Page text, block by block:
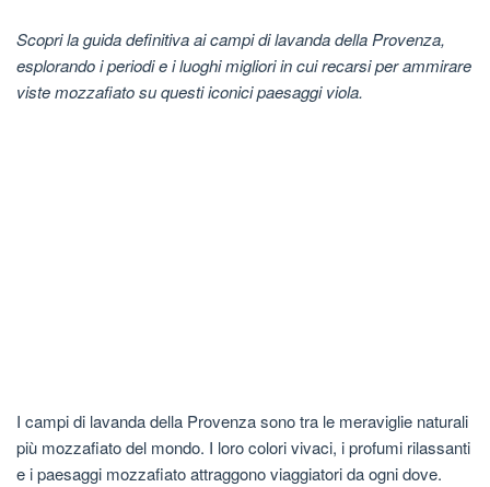
Scopri la guida definitiva ai campi di lavanda della Provenza,
esplorando i periodi e i luoghi migliori in cui recarsi per ammirare
viste mozzafiato su questi iconici paesaggi viola.
I campi di lavanda della Provenza sono tra le meraviglie naturali
più mozzafiato del mondo. I loro colori vivaci, i profumi rilassanti
e i paesaggi mozzafiato attraggono viaggiatori da ogni dove.